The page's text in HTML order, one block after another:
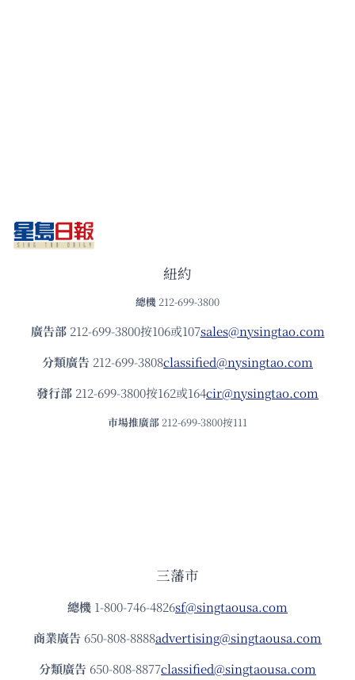
紐約
總機 212-699-3800
廣告部212-699-3800按106或107sales@nysingtao.com
分類廣告 212-699-3808classified@nysingtao.com
發⾏部 212-699-3800按162或164cir@nysingtao.com
市場推廣部 212-699-3800按111
三藩市
總機 1-800-746-4826sf@singtaousa.com
商業廣告 650-808-8888advertising@singtaousa.com
分類廣告 650-808-8877classified@singtaousa.com